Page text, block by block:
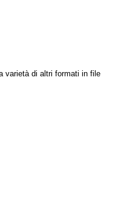
varietà di altri formati in file